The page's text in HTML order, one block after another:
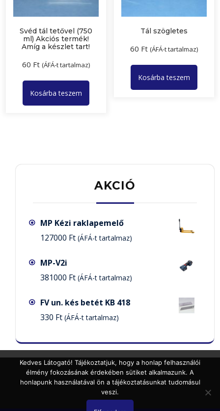
Svéd tál tetővel (750
ml) Akciós termék!
Amíg a készlet tart!
60 Ft (ÁFÁ-t tartalmaz)
Kosárba teszem
Tál szögletes
60 Ft (ÁFÁ-t tartalmaz)
Kosárba teszem
AKCIÓ
MP Kézi raklapemelő
127000 Ft (ÁFÁ-t tartalmaz)
MP-V2i
381000 Ft (ÁFÁ-t tartalmaz)
FV un. kés betét KB 418
330 Ft (ÁFÁ-t tartalmaz)
Kedves Látogató! Tájékoztatjuk, hogy a honlap felhasználói
élmény fokozásának érdekében sütiket alkalmazunk. A
honlapunk használatával ön a tájékoztatásunkat tudomásul
veszi.